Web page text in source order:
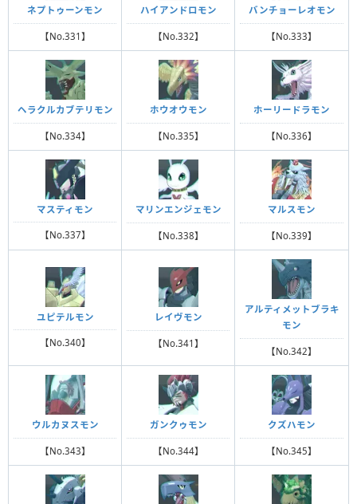
ネプトゥーンモン
【No.331】
ハイアンドロモン
【No.332】
バンチョーレオモン
【No.333】
ヘラクルカブテリモン
【No.334】
ホウオウモン
【No.335】
ホーリードラモン
【No.336】
マスティモン
【No.337】
マリンエンジェモン
【No.338】
マルスモン
【No.339】
ユピテルモン
【No.340】
レイヴモン
【No.341】
アルティメットブラキ
モン
【No.342】
ウルカヌスモン
【No.343】
ガンクゥモン
【No.344】
クズハモン
【No.345】